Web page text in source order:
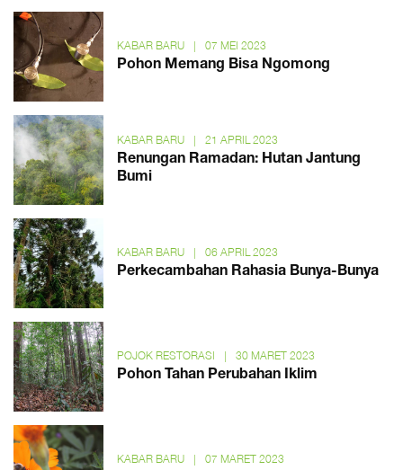
KABAR BARU | 07 MEI 2023
Pohon Memang Bisa Ngomong
KABAR BARU | 21 APRIL 2023
Renungan Ramadan: Hutan Jantung
Bumi
KABAR BARU | 06 APRIL 2023
Perkecambahan Rahasia Bunya-Bunya
POJOK RESTORASI | 30 MARET 2023
Pohon Tahan Perubahan Iklim
KABAR BARU | 07 MARET 2023